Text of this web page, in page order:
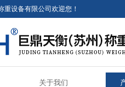
重设备有限公司欢迎您！
关于我们